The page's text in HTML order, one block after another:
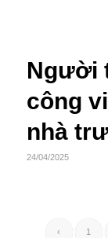
Người
công
nhà
24/04/2025
‹ 1